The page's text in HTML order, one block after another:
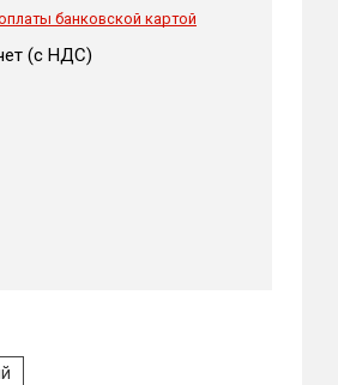
банковской картой
(c НДС)